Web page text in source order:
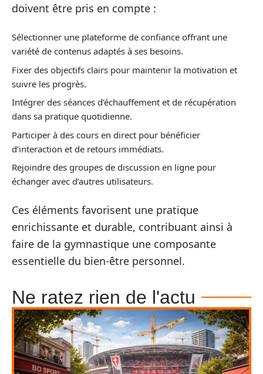
doivent être pris en compte :
Sélectionner une plateforme de confiance offrant une
variété de contenus adaptés à ses besoins.
Fixer des objectifs clairs pour maintenir la motivation et
suivre les progrès.
Intégrer des séances d’échauffement et de récupération
dans sa pratique quotidienne.
Participer à des cours en direct pour bénéficier
d’interaction et de retours immédiats.
Rejoindre des groupes de discussion en ligne pour
échanger avec d’autres utilisateurs.
Ces éléments favorisent une pratique
enrichissante et durable, contribuant ainsi à
faire de la gymnastique une composante
essentielle du bien-être personnel.
Ne ratez rien de l'actu